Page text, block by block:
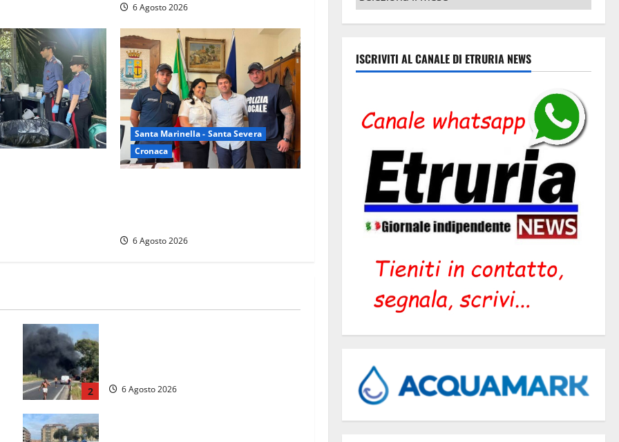
6 Agosto 2026
Santa Marinella - Santa Severa
Cronaca
6 Agosto 2026
2 6 Agosto 2026
ISCRIVITI AL CANALE DI ETRURIA NEWS